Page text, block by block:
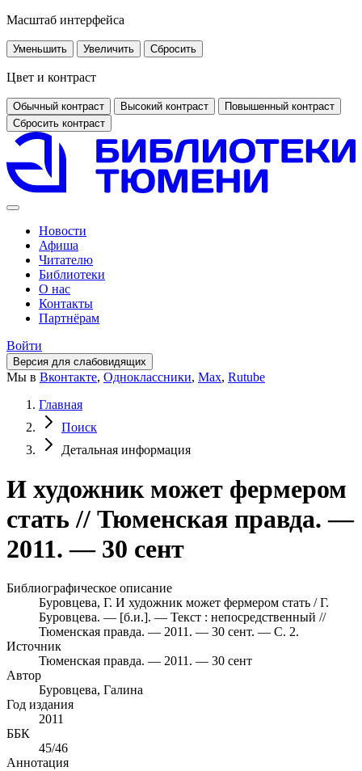
Масштаб интерфейса
Уменьшить Увеличить Сбросить
Цвет и контраст
Обычный контраст Высокий контраст
Повышенный контраст
Сбросить контраст
Новости
Афиша
Читателю
Библиотеки
О нас
Контакты
Партнёрам
Войти
Версия для слабовидящих
Мы в Вконтакте, Одноклассники, Max, Rutube
Главная
Поиск
Детальная информация
И художник может фермером
стать // Тюменская правда. —
2011. — 30 сент
Библиографическое описание
Буровцева, Г. И художник может фермером стать / Г.
Буровцева. — [б.и.]. — Текст : непосредственный //
Тюменская правда. — 2011. — 30 сент. — С. 2.
Источник
Тюменская правда. — 2011. — 30 сент
Автор
Буровцева, Галина
Год издания
2011
ББК
45/46
Аннотация